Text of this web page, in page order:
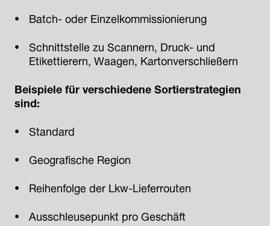
Batch- oder Einzelkommissionierung
Schnittstelle zu Scannern, Druck- und
Etikettierern, Waagen, Kartonverschließern
Beispiele für verschiedene Sortierstrategien
sind:
Standard
Geografische Region
Reihenfolge der Lkw-Lieferrouten
Ausschleusepunkt pro Geschäft